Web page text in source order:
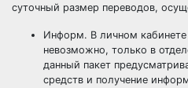
суточный размер переводов,
Информ. В личном
невозможно, только в
данный пакет
средств и получение